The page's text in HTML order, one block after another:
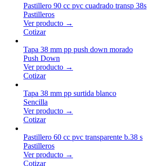
Pastillero 90 cc pvc cuadrado transp 38s
Pastilleros
Ver producto →
Cotizar
Tapa 38 mm pp push down morado
Push Down
Ver producto →
Cotizar
Tapa 38 mm pp surtida blanco
Sencilla
Ver producto →
Cotizar
Pastillero 60 cc pvc transparente b.38 s
Pastilleros
Ver producto →
Cotizar